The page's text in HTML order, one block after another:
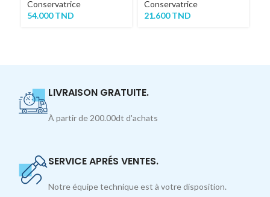
Conservatrice
54.000TND
Conservatrice
21.600TND
LIVRAISON GRATUITE.
À partir de 200.00dt d'achats
SERVICE APRÉS VENTES.
Notre équipe technique est à votre disposition.